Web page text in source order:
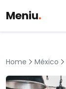
Meniu.
Home México